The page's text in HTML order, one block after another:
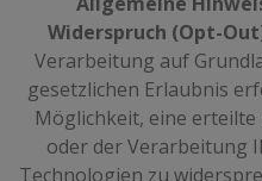
Widerspruch (Opt-
Verarbeitung auf
gesetzlichen Erlaubnis
Möglichkeit, eine
oder der Verarbeitung
Technologien zu